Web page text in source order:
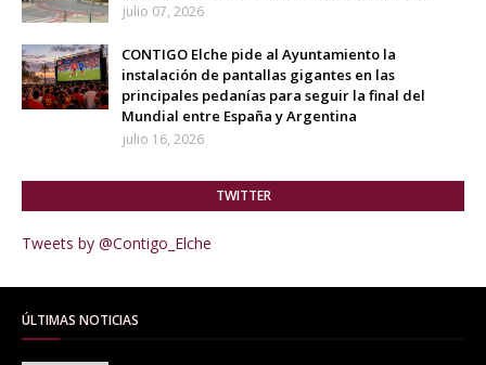
julio 07, 2026
CONTIGO Elche pide al Ayuntamiento la
instalación de pantallas gigantes en las
principales pedanías para seguir la final del
Mundial entre España y Argentina
julio 16, 2026
TWITTER
Tweets by @Contigo_Elche
ÚLTIMAS NOTICIAS